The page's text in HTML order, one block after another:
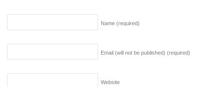
Name (required)
Email (will not be published) (required)
Website